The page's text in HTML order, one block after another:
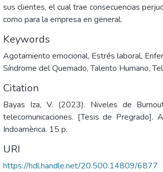
sus clientes, el cual trae consecuencias
como para la empresa en general.
Keywords
Agotamiento emocional, Estrés laboral,
Síndrome del Quemado,Talento Humano,
Citation
Bayas Iza, V. (2023). Niveles de
telecomunicaciones. [Tesis de Pregrado].
Indoamèrica. 15 p.
URI
https://hdl.handle.net/20.500.14809/6877